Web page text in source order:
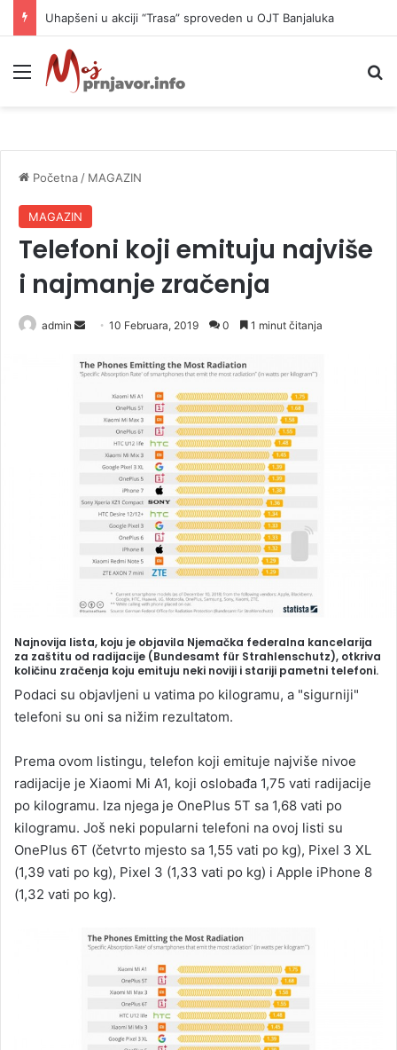
Zvanično okončana arbitraža RITE Ugljevik i Slovenije
Meni
Početna / MAGAZIN
MAGAZIN
Telefoni koji emituju najviše
i najmanje zračenja
admin
n
10 Februara, 2019 0 1 minut čitanja
Najnovija lista, koju je objavila Njemačka federalna kancelarija
za zaštitu od radijacije (Bundesamt für Strahlenschutz), otkriva
količinu zračenja koju emituju neki noviji i stariji pametni telefoni.
Podaci su objavljeni u vatima po kilogramu, a "sigurniji"
telefoni su oni sa nižim rezultatom.
Prema ovom listingu, telefon koji emituje najviše nivoe
radijacije je Xiaomi Mi A1, koji oslobađa 1,75 vati radijacije
po kilogramu. Iza njega je OnePlus 5T sa 1,68 vati po
kilogramu. Još neki popularni telefoni na ovoj listi su
OnePlus 6T (četvrto mjesto sa 1,55 vati po kg), Pixel 3 XL
(1,39 vati po kg), Pixel 3 (1,33 vati po kg) i Apple iPhone 8
(1,32 vati po kg).